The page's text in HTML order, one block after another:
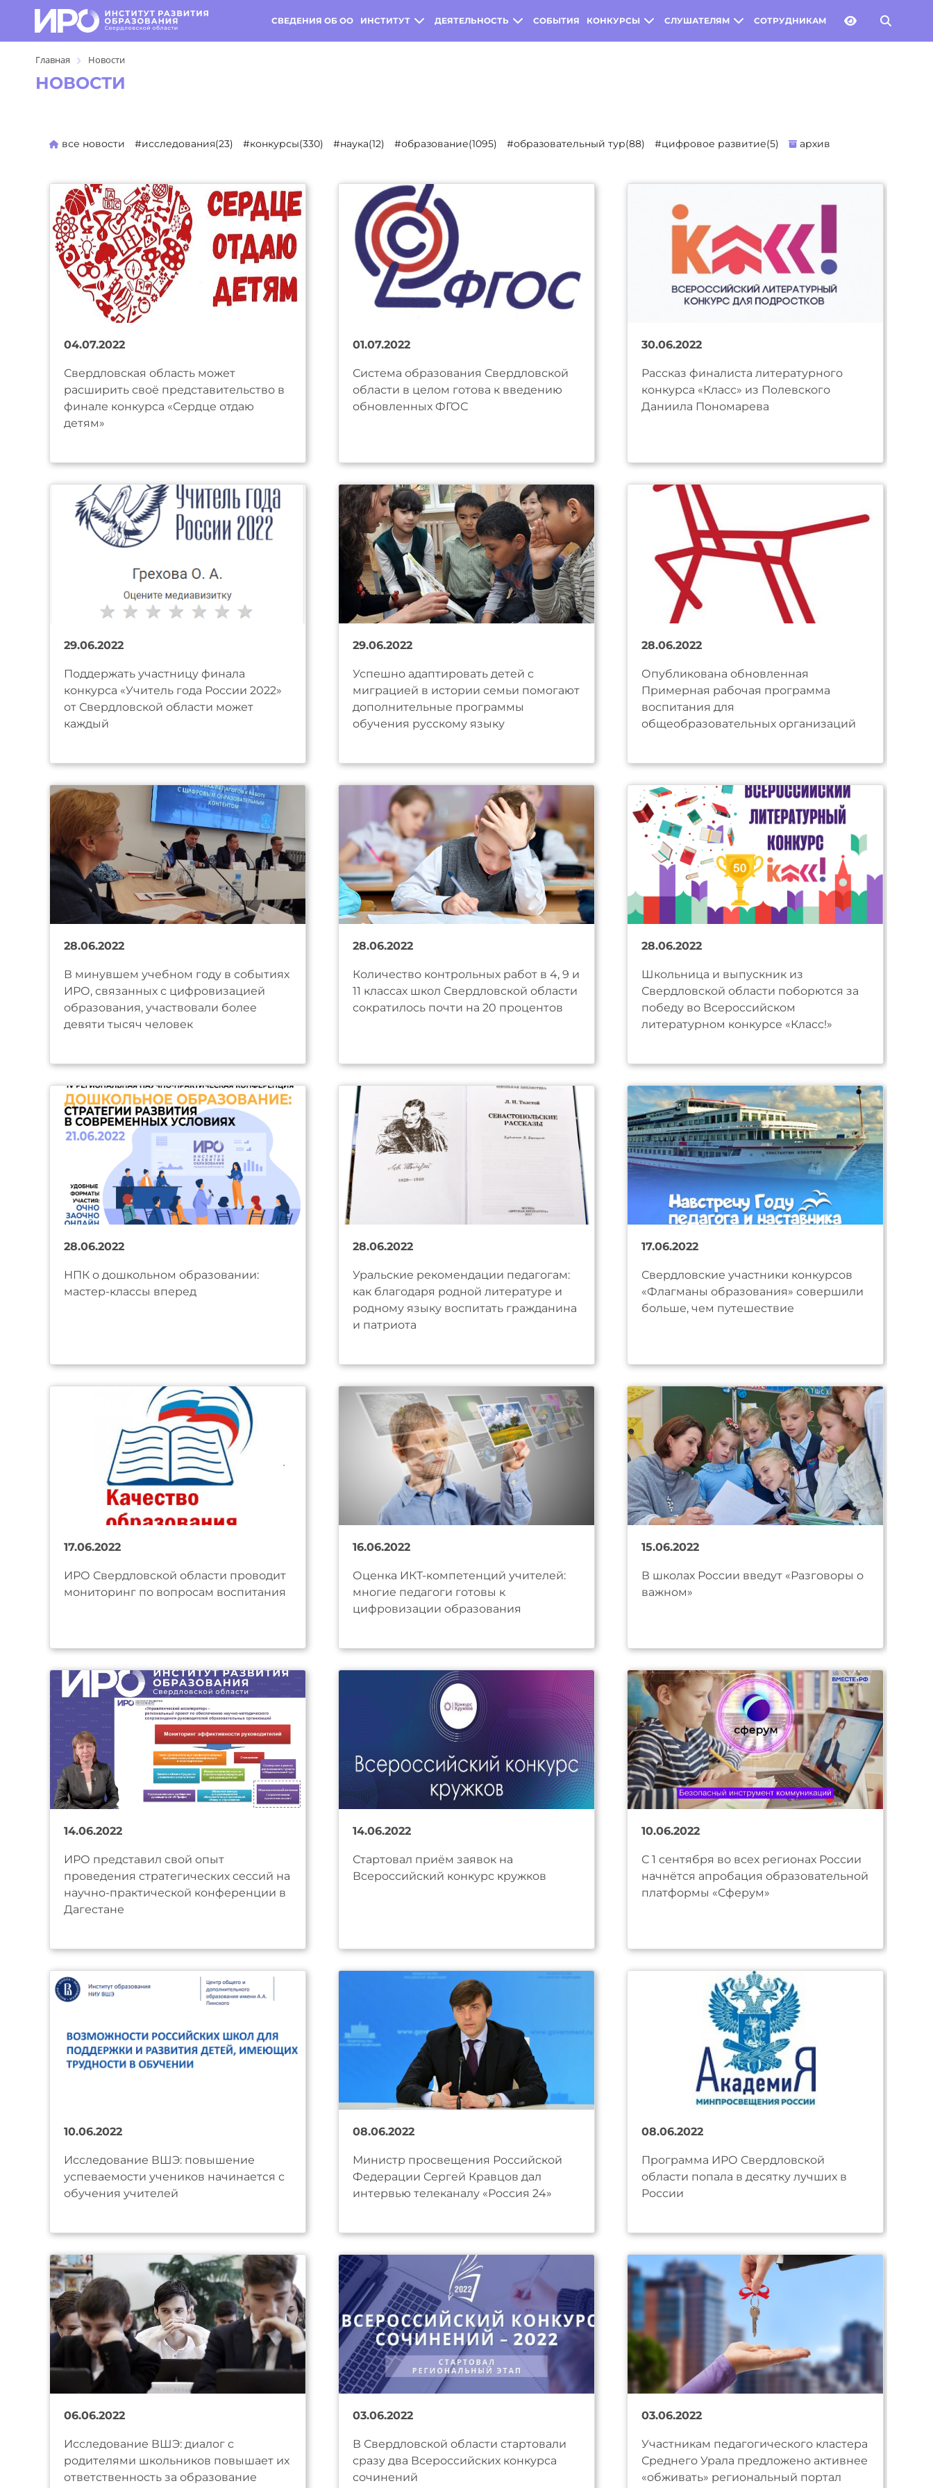
СВЕДЕНИЯ ОБ ОО ИНСТИТУТ ДЕЯТЕЛЬНОСТЬ СОБЫТИЯ КОНКУРСЫ СЛУШАТЕЛЯМ СОТРУДНИКАМ
Главная Новости
НОВОСТИ
все новости #исследования(23) #конкурсы(330) #наука(12) #образование(1095) #образовательный тур(88) #цифровое развитие(5) архив
04.07.2022
Свердловская область может
расширить своё представительство в
финале конкурса «Сердце отдаю
детям»
01.07.2022
Система образования Свердловской
области в целом готова к введению
обновленных ФГОС
30.06.2022
Рассказ финалиста литературного
конкурса «Класс» из Полевского
Даниила Пономарева
29.06.2022
Поддержать участницу финала
конкурса «Учитель года России 2022»
от Свердловской области может
каждый
29.06.2022
Успешно адаптировать детей с
миграцией в истории семьи помогают
дополнительные программы
обучения русскому языку
28.06.2022
Опубликована обновленная
Примерная рабочая программа
воспитания для
общеобразовательных организаций
28.06.2022
В минувшем учебном году в событиях
ИРО, связанных с цифровизацией
образования, участвовали более
девяти тысяч человек
28.06.2022
Количество контрольных работ в 4, 9 и
11 классах школ Свердловской области
сократилось почти на 20 процентов
28.06.2022
Школьница и выпускник из
Свердловской области поборются за
победу во Всероссийском
литературном конкурсе «Класс!»
28.06.2022
НПК о дошкольном образовании:
мастер-классы вперед
28.06.2022
Уральские рекомендации педагогам:
как благодаря родной литературе и
родному языку воспитать гражданина
и патриота
17.06.2022
Свердловские участники конкурсов
«Флагманы образования» совершили
больше, чем путешествие
17.06.2022
ИРО Свердловской области проводит
мониторинг по вопросам воспитания
16.06.2022
Оценка ИКТ-компетенций учителей:
многие педагоги готовы к
цифровизации образования
15.06.2022
В школах России введут «Разговоры о
важном»
14.06.2022
ИРО представил свой опыт
проведения стратегических сессий на
научно-практической конференции в
Дагестане
14.06.2022
Стартовал приём заявок на
Всероссийский конкурс кружков
10.06.2022
С 1 сентября во всех регионах России
начнётся апробация образовательной
платформы «Сферум»
10.06.2022
Исследование ВШЭ: повышение
успеваемости учеников начинается с
обучения учителей
08.06.2022
Министр просвещения Российской
Федерации Сергей Кравцов дал
интервью телеканалу «Россия 24»
08.06.2022
Программа ИРО Свердловской
области попала в десятку лучших в
России
06.06.2022
Исследование ВШЭ: диалог с
родителями школьников повышает их
ответственность за образование
03.06.2022
В Свердловской области стартовали
сразу два Всероссийских конкурса
сочинений
03.06.2022
Участникам педагогического кластера
Среднего Урала предложено активнее
«обживать» региональный портал